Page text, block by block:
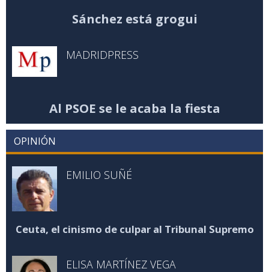
Sánchez está grogui
MADRIDPRESS
Al PSOE se le acaba la fiesta
OPINIÓN
EMILIO SUÑÉ
Ceuta, el cinismo de culpar al Tribunal Supremo
ELISA MARTÍNEZ VEGA